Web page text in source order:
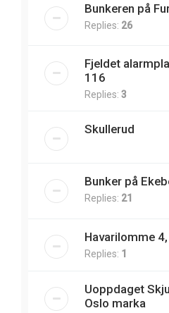
Bunkeren på
Replies: 26
Fjeldet
116
Replies: 3
Skullerud
Bunker på
Replies: 21
Havarilomme
Replies: 1
Uoppdaget
Oslo marka